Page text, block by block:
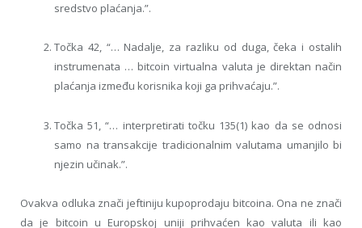
sredstvo plaćanja.”.
Točka 42, “… Nadalje, za razliku od duga, čeka i ostalih
instrumenata … bitcoin virtualna valuta je direktan način
plaćanja između korisnika koji ga prihvaćaju.”.
Točka 51, “… interpretirati točku 135(1) kao da se odnosi
samo na transakcije tradicionalnim valutama umanjilo bi
njezin učinak.”.
Ovakva odluka znači jeftiniju kupoprodaju bitcoina. Ona ne znači
da je bitcoin u Europskoj uniji prihvaćen kao valuta ili kao